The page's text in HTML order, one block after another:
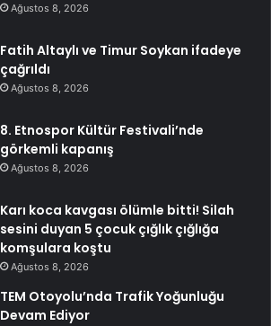
Ağustos 8, 2026
Fatih Altaylı ve Timur Soykan ifadeye
çağrıldı
Ağustos 8, 2026
8. Etnospor Kültür Festivali’nde
görkemli kapanış
Ağustos 8, 2026
Karı koca kavgası ölümle bitti! Silah
sesini duyan 5 çocuk çığlık çığlığa
komşulara koştu
Ağustos 8, 2026
TEM Otoyolu’nda Trafik Yoğunluğu
Devam Ediyor